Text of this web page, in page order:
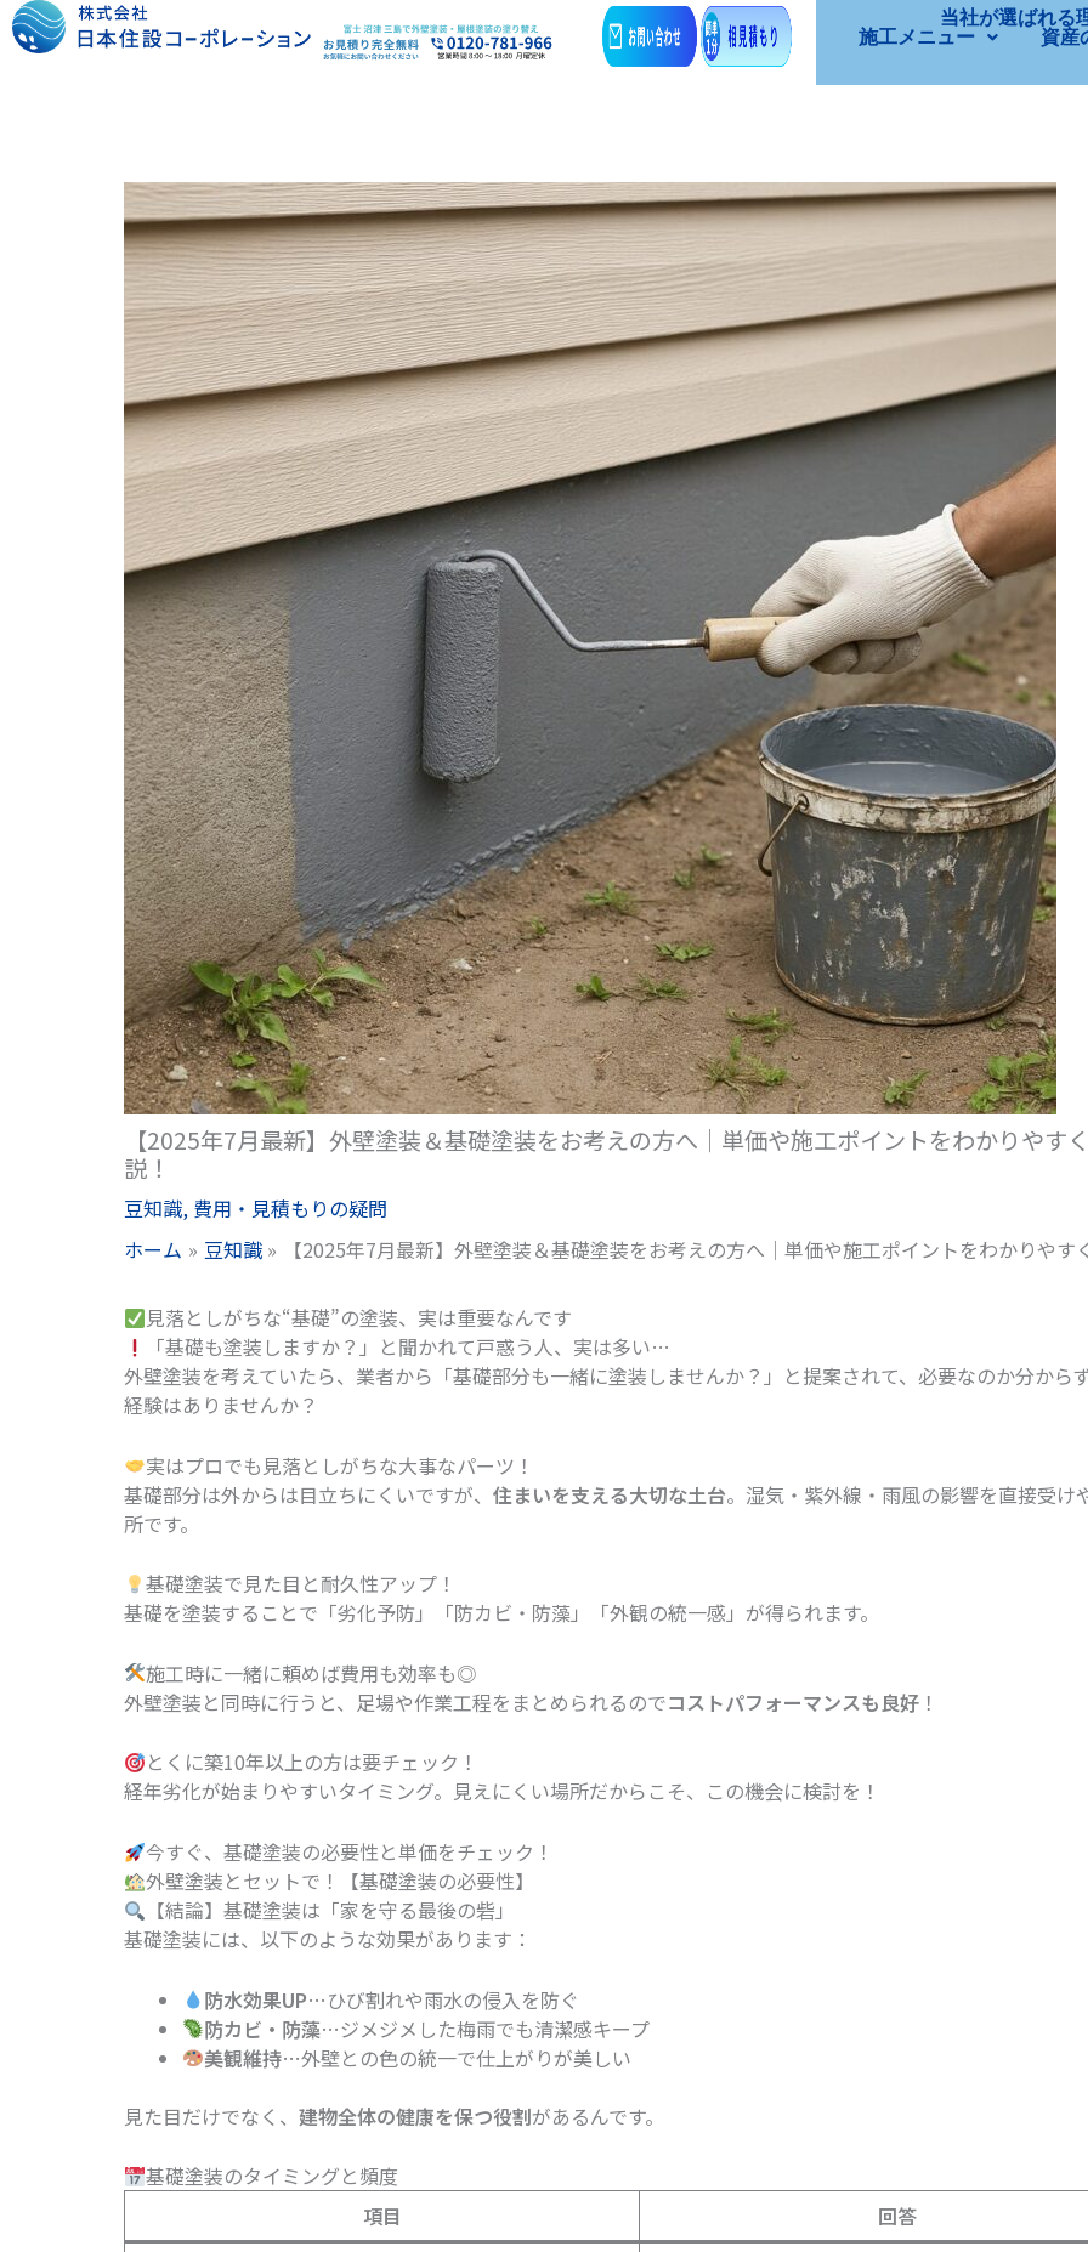
内
容
当社が選ばれる
施工メニュー
資産
【2025年7月最新】外壁塗装＆基礎塗装をお考えの方へ｜単価や施工ポイントをわかりやす
説！
豆知識, 費用・見積もりの疑問
ホーム
豆知識 【2025年7月最新】外壁塗装＆基礎塗装をお考えの方へ｜単価や施工ポイントをわかりやす
見落としがちな“基礎”の塗装、実は重要なんです
「基礎も塗装しますか？」と聞かれて戸惑う人、実は多い…
外壁塗装を考えていたら、業者から「基礎部分も一緒に塗装しませんか？」と提案されて、必要なのか分から
経験はありませんか？
実はプロでも見落としがちな大事なパーツ！
基礎部分は外からは目立ちにくいですが、 住まいを支える大切な土台。湿気・紫外線・雨風の影響を直接受け
所です。
基礎塗装で見た目と耐久性アップ！
基礎を塗装することで「劣化予防」「防カビ・防藻」「外観の統一感」が得られます。
施工時に一緒に頼めば費用も効率も◎
外壁塗装と同時に行うと、足場や作業工程をまとめられるのでコストパフォーマンスも良好 ！
とくに築10年以上の方は要チェック！
経年劣化が始まりやすいタイミング。見えにくい場所だからこそ、この機会に検討を！
今すぐ、基礎塗装の必要性と単価をチェック！
外壁塗装とセットで！【基礎塗装の必要性】
【結論】基礎塗装は「家を守る最後の砦」
基礎塗装には、以下のような効果があります：
防水効果UP…ひび割れや雨水の侵入を防ぐ
防カビ・防藻…ジメジメした梅雨でも清潔感キープ
美観維持…外壁との色の統一で仕上がりが美しい
見た目だけでなく、 建物全体の健康を保つ役割があるんです。
基礎塗装のタイミングと頻度
項目
回答